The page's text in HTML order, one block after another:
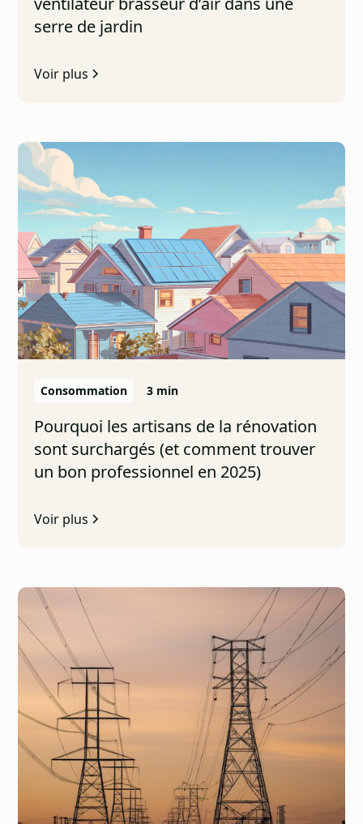
serre de jardin
Voir plus
Consommation 3 min
Pourquoi les artisans de la rénovation
sont surchargés (et comment trouver
un bon professionnel en 2025)
Voir plus